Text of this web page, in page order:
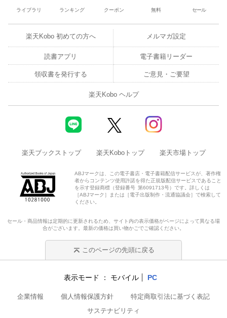
ライブラリ ランキング クーポン 無料 セール
楽天Kobo 初めての方へ メルマガ設定
読書アプリ 電子書籍リーダー
領収書を発行する ご意見・ご要望
楽天Kobo ヘルプ
楽天ブックストップ 楽天Koboトップ 楽天市場トップ
ABJマークは、この電子書店・電子書籍配信サービスが、著作権
者からコンテンツ使用許諾を得た正規版配信サービスであること
を示す登録商標（登録番号 第6091713号）です。詳しくは
［ABJマーク］または［電子出版制作・流通協議会］で検索して
ください。
セール・商品情報は定期的に更新されるため、サイト内の表示価格がページによって異なる場
合がございます。最新の価格は買い物かごでご確認ください。
このページの先頭に戻る
表示モード モバイル PC
企業情報 個人情報保護方針
特定商取引法に基づく表記
サステナビリティ